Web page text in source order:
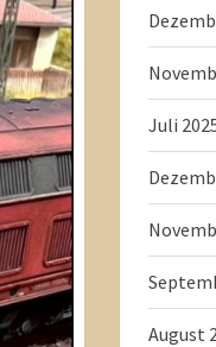
Juli
August